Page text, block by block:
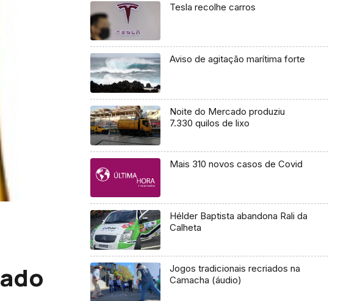
Tesla recolhe carros
Aviso de agitação marítima forte
Noite do Mercado produziu
7.330 quilos de lixo
Mais 310 novos casos de Covid
Hélder Baptista abandona Rali da
Calheta
Jogos tradicionais recriados na
Camacha (áudio)